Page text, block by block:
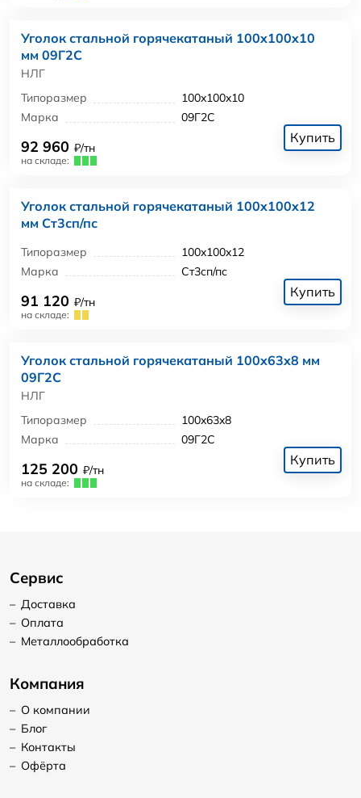
Уголок стальной горячекатаный 100x100x10
мм 09Г2С
НЛГ
Типоразмер
100x100x10
Марка
09Г2С
92 960 ₽/тн
на складе:
Купить
Уголок стальной горячекатаный 100x100x12
мм Ст3сп/пс
Типоразмер
100x100x12
Марка
Ст3сп/пс
91 120 ₽/тн
на складе:
Купить
Уголок стальной горячекатаный 100x63x8 мм
09Г2С
НЛГ
Типоразмер
100x63x8
Марка
09Г2С
125 200 ₽/тн
на складе:
Купить
Сервис
– Доставка
– Оплата
– Металлообработка
Компания
– О компании
– Блог
– Контакты
– Офёрта